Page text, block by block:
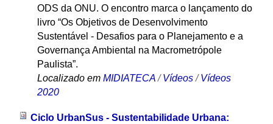
ODS da ONU. O encontro marca o lançamento do
livro “Os Objetivos de Desenvolvimento
Sustentável - Desafios para o Planejamento e a
Governança Ambiental na Macrometrópole
Paulista”.
Localizado em MIDIATECA /Vídeos /Vídeos
2020
Ciclo UrbanSus - Sustentabilidade Urbana: